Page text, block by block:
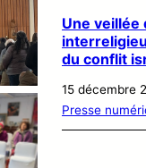
Une veillée
du conflit
15 décembre
Presse